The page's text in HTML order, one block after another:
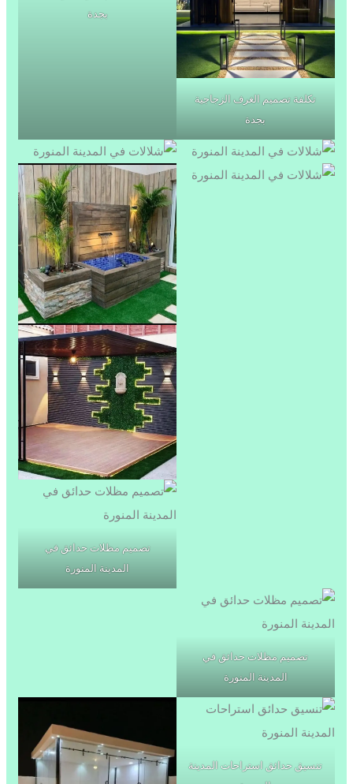
تكلفة تصميم الغرف الزجاجية
بجدة
بجدة
تصميم مظلات حدائق في
المدينة المنورة
تصميم مظلات حدائق في
المدينة المنورة
تنسيق حدائق استراحات المدينة